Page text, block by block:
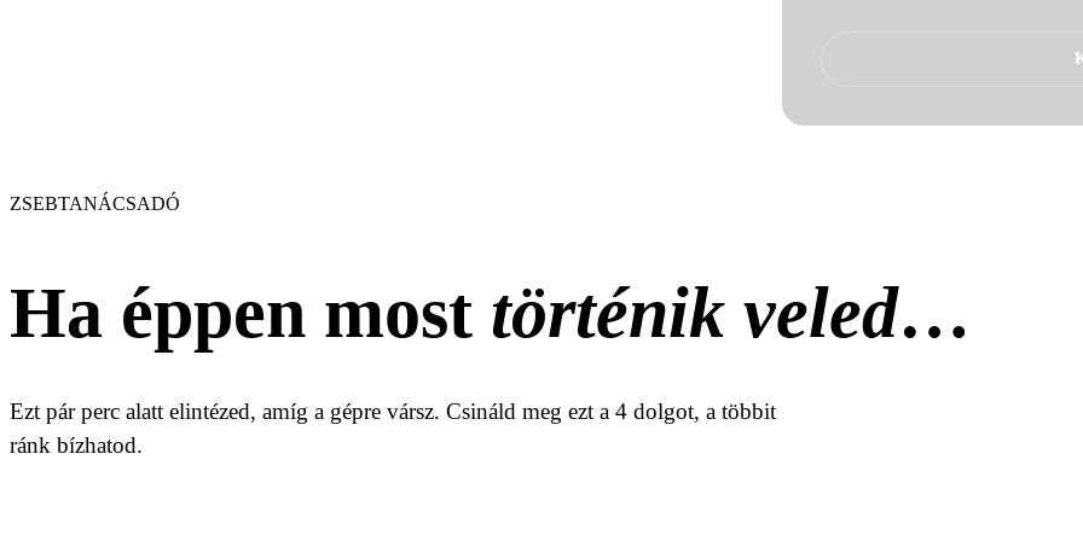
ZSEBTANÁCSADÓ
Ha éppen most történik veled…
Ezt pár perc alatt elintézed, amíg a gépre vársz. Csináld meg ezt a 4 dolgot, a többit
ránk bízhatod.